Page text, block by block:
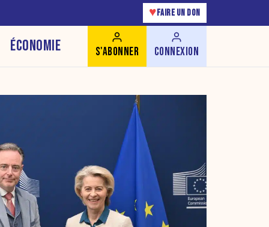
♥ FAIRE UN DON
ÉCONOMIE S'ABONNER CONNEXION